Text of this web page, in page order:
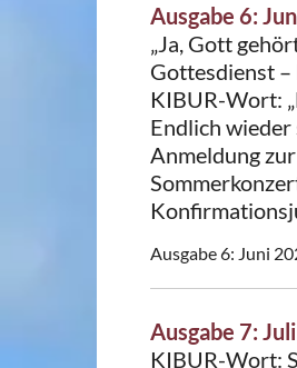
Ausgabe 6:
„Ja, Gott
Gottesdienst –
KIBUR-Wort:
Endlich wieder
Anmeldung
Ausgabe 6: Juni
Ausgabe 7:
KIBUR-Wort: